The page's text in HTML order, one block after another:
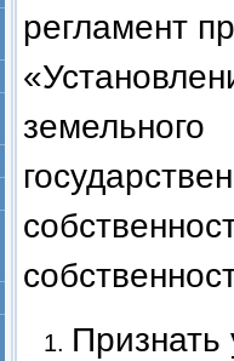
регламент